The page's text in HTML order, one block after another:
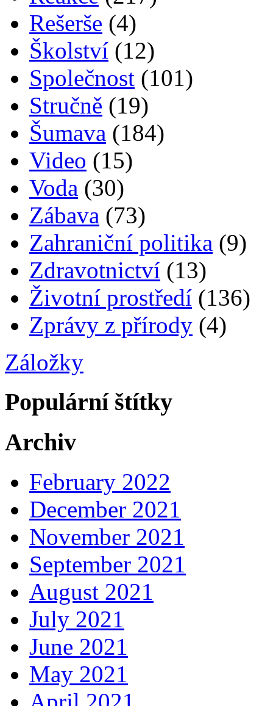
Rešerše (4)
Školství (12)
Společnost (101)
Stručně (19)
Šumava (184)
Video (15)
Voda (30)
Zábava (73)
Zahraniční politika (9)
Zdravotnictví (13)
Životní prostředí (136)
Zprávy z přírody (4)
Záložky
Populární štítky
Archiv
February 2022
December 2021
November 2021
September 2021
August 2021
July 2021
June 2021
May 2021